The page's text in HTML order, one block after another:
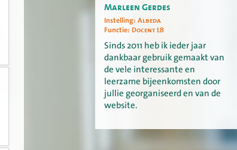
Marleen Gerdes
Instelling: Albeda
Functie: Docent LB
Sinds 2011 heb ik ieder jaar
dankbaar gebruik gemaakt van
de vele interessante en
leerzame bijeenkomsten door
jullie georganiseerd en van de
website.